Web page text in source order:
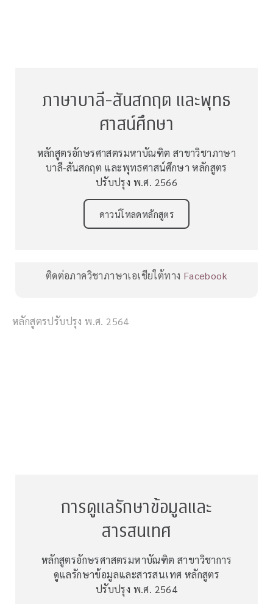
ภาษาบาลี-สันสกฤต และพุทธ
ศาสน์ศึกษา
หลักสูตรอักษรศาสตรมหาบัณฑิต สาขาวิชาภาษา
บาลี-สันสกฤต และพุทธศาสน์ศึกษา หลักสูตร
ปรับปรุง พ.ศ. 2566
ดาวน์โหลดหลักสูตร
ติดต่อภาควิชาภาษาเอเชียใต้ทาง Facebook
หลักสูตรปรับปรุง พ.ศ. 2564
การดูแลรักษาข้อมูลและ
สารสนเทศ
หลักสูตรอักษรศาสตรมหาบัณฑิต สาขาวิชาการ
ดูแลรักษาข้อมูลและสารสนเทศ หลักสูตร
ปรับปรุง พ.ศ. 2564